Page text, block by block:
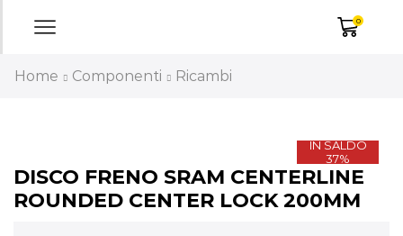
0
Home Componenti Ricambi
IN SALDO
37%
DISCO FRENO SRAM CENTERLINE
ROUNDED CENTER LOCK 200MM